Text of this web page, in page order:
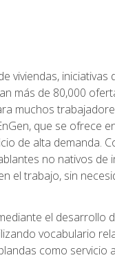
viviendas, iniciativas
más de 80,000
muchos
que se ofrece
de alta demanda.
no nativos de
el trabajo, sin
el desarrollo
vocabulario
como servicio